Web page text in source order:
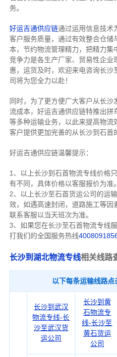
务。
好运吉通供应链通过运用信息技术
客户服务质量，通过有效整合仓储
本，节约物流管理精力，把精力集
竞争力是各生产厂家、贸易性企业
惠，运货及时，欢迎来电咨询长
司将为您全力以赴！
同时，为了更方便广大客户从长
流成本，好运吉通供应链特推出
等多种运输业务，以此来提高物
客户提供更加完善的从长沙到石首
好运吉通供应链温馨提示：
1、以上长沙到石首物流专线价格
有不同，具体价格以客服报价为准。
2、以上长沙至石首货运公司的运
效，如遇高速封闭，道路施工等
联系客服以当天班次为准。
3、如果您在长沙至石首物流专线
打我们的全国服务热线
长沙到湖北物流专线相关线路
以下每条运输线路点
长沙到武汉
物流专线-长
沙至武汉货
运公司
长沙到黄
石物流专
线-长沙至
黄石货运
公司